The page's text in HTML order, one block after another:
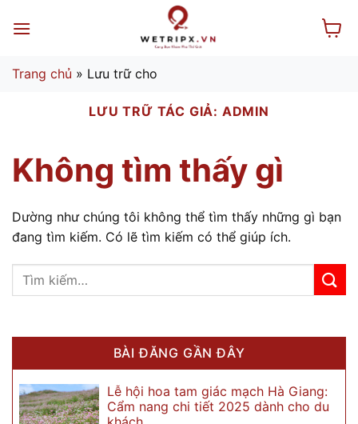
qua
dung
Trang chủ » Lưu trữ cho
LƯU TRỮ TÁC GIẢ: ADMIN
Không tìm thấy gì
Dường như chúng tôi không thể tìm thấy những gì bạn
đang tìm kiếm. Có lẽ tìm kiếm có thể giúp ích.
BÀI ĐĂNG GẦN ĐÂY
Lễ hội hoa tam giác mạch Hà Giang:
Cẩm nang chi tiết 2025 dành cho du